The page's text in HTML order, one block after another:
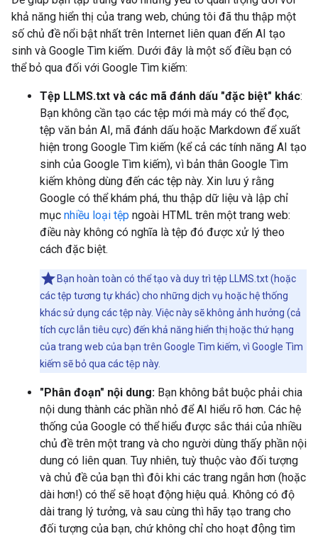
khả năng hiển thị của trang web, chúng tôi đã thu thập một
số chủ đề nổi bật nhất trên Internet liên quan đến AI tạo
sinh và Google Tìm kiếm. Dưới đây là một số điều bạn có
thể bỏ qua đối với Google Tìm kiếm:
Tệp LLMS.txt và các mã đánh dấu "đặc biệt" khác:
Bạn không cần tạo các tệp mới mà máy có thể đọc,
tệp văn bản AI, mã đánh dấu hoặc Markdown để xuất
hiện trong Google Tìm kiếm (kể cả các tính năng AI tạo
sinh của Google Tìm kiếm), vì bản thân Google Tìm
kiếm không dùng đến các tệp này. Xin lưu ý rằng
Google có thể khám phá, thu thập dữ liệu và lập chỉ
mục nhiều loại tệp ngoài HTML trên một trang web:
điều này không có nghĩa là tệp đó được xử lý theo
cách đặc biệt.
Bạn hoàn toàn có thể tạo và duy trì tệp LLMS.txt (hoặc
các tệp tương tự khác) cho những dịch vụ hoặc hệ thống
khác sử dụng các tệp này. Việc này sẽ không ảnh hưởng (cả
tích cực lẫn tiêu cực) đến khả năng hiển thị hoặc thứ hạng
của trang web của bạn trên Google Tìm kiếm, vì Google Tìm
kiếm sẽ bỏ qua các tệp này.
"Phân đoạn" nội dung: Bạn không bắt buộc phải chia
nội dung thành các phần nhỏ để AI hiểu rõ hơn. Các hệ
thống của Google có thể hiểu được sắc thái của nhiều
chủ đề trên một trang và cho người dùng thấy phần nội
dung có liên quan. Tuy nhiên, tuỳ thuộc vào đối tượng
và chủ đề của bạn thì đôi khi các trang ngắn hơn (hoặc
dài hơn!) có thể sẽ hoạt động hiệu quả. Không có độ
dài trang lý tưởng, và sau cùng thì hãy tạo trang cho
đối tượng của bạn, chứ không chỉ cho hoạt động tìm